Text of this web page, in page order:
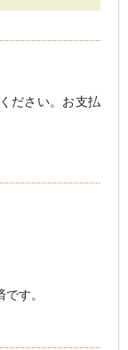
ださい。お支払
す。